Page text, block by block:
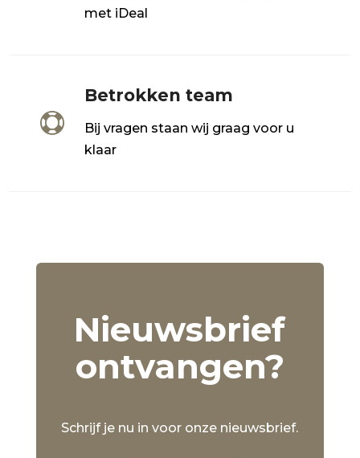
met iDeal

Betrokken team
Bij vragen staan wij graag voor u
klaar
Nieuwsbrief
ontvangen?
Schrijf je nu in voor onze nieuwsbrief.